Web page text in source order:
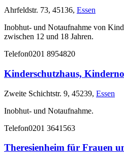
Ahrfeldstr. 73, 45136, Essen
Inobhut- und Notaufnahme von
zwischen 12 und 18 Jahren.
Telefon0201 8954820
Kinderschutzhaus,
Zweite Schichtstr. 9, 45239, Essen
Inobhut- und Notaufnahme.
Telefon0201 3641563
Theresienheim für Frauen